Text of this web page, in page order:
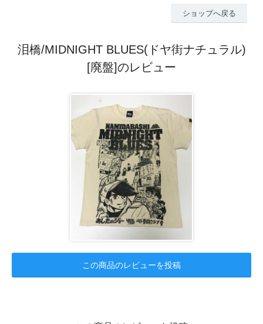
ショップへ戻る
泪橋/MIDNIGHT BLUES(ドヤ街ナチュラル)
[廃盤]のレビュー
この商品のレビューを投稿